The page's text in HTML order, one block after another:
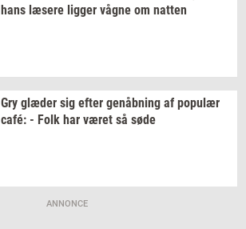
hans læ­se­re lig­ger vågne om nat­ten
Gry glæ­der sig efter genåb­ning af po­pu­lær
café: - Folk har været så søde
ANNONCE